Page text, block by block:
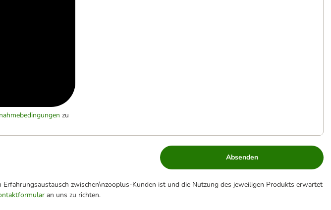
zu
Absenden
zwischen\nzooplus-Kunden ist und die Nutzung des jeweiligen Produkts erwartet
an uns zu richten.